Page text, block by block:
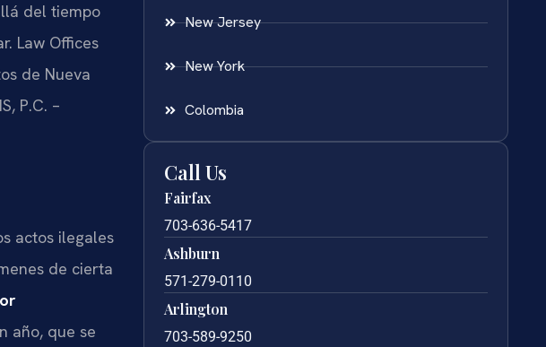
del tiempo
Law Offices
de Nueva
P.C. –
actos ilegales
de cierta
año, que se
New Jersey
New York
Colombia
Call Us
Fairfax
703-636-5417
Ashburn
571-279-0110
Arlington
703-589-9250